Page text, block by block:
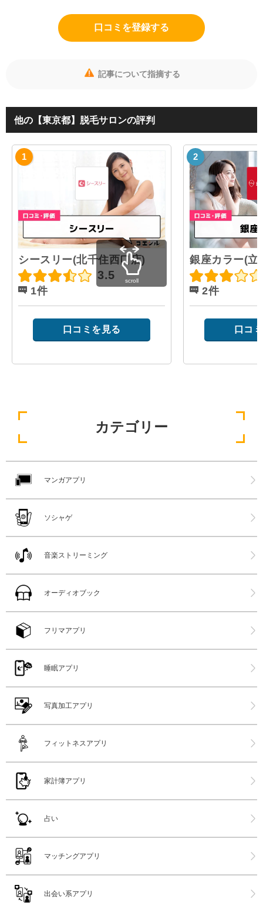
口コミを登録する
記事について指摘する
他の【東京都】脱毛サロンの評判
シースリー(北千住西口店)
3.5
1件
口コミを見る
銀座カラー(立
2件
口コ
scroll
カテゴリー
マンガアプリ
ソシャゲ
音楽ストリーミング
オーディオブック
フリマアプリ
睡眠アプリ
写真加工アプリ
フィットネスアプリ
家計簿アプリ
占い
マッチングアプリ
出会い系アプリ